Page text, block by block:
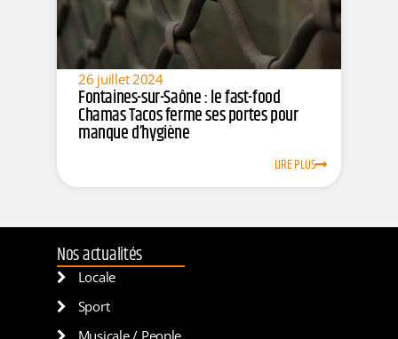
26 juillet 2024
Fontaines-sur-Saône : le fast-food
Chamas Tacos ferme ses portes pour
manque d’hygiène
LIRE PLUS
Nos actualités
Locale
Sport